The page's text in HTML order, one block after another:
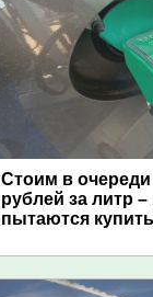
Стоим в очереди
рублей за литр
пытаются